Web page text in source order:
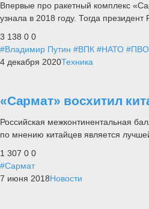
Впервые про ракетный комплекс
узнала в 2018 году. Тогда президент
3 138 0 0
#Владимир Путин #ВПК #НАТО
4 декабря 2020Техника
«Сармат» восхитил
Российская межконтинентальная
по мнению китайцев является
1 307 0 0
#Сармат
7 июня 2018Новости